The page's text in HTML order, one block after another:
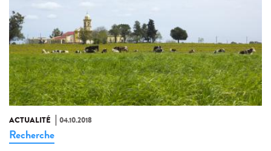
ACTUALITÉ 04.10.2018
Recherche